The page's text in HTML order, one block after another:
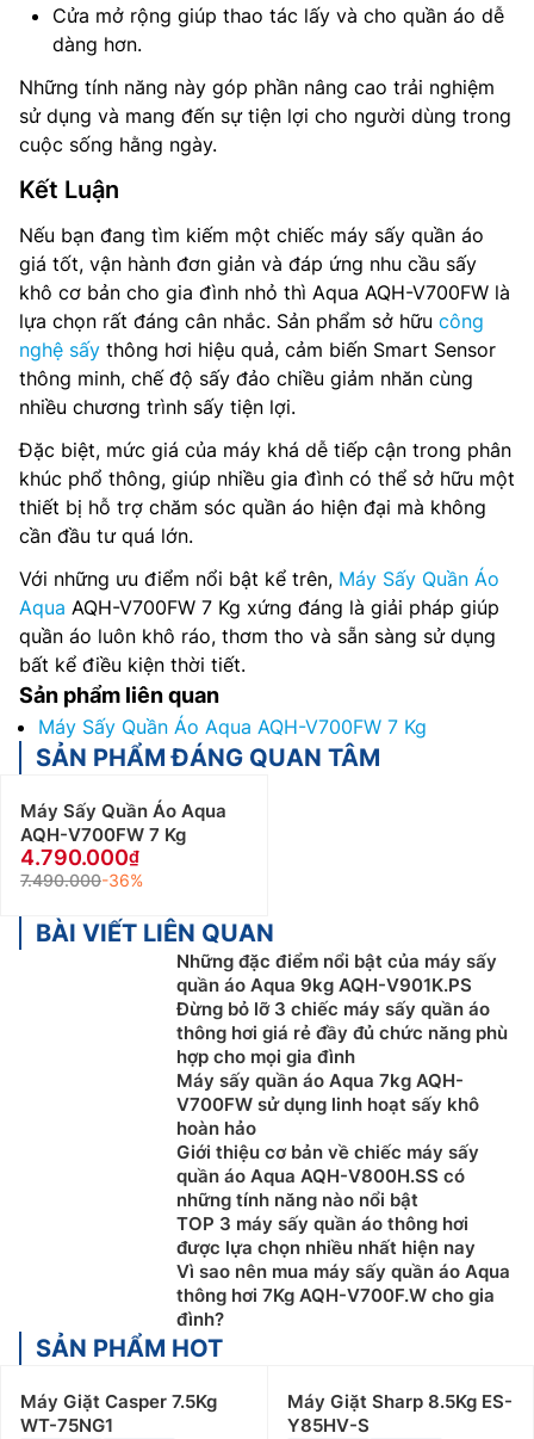
Cửa mở rộng giúp thao tác lấy và cho quần áo dễ
dàng hơn.
Những tính năng này góp phần nâng cao trải nghiệm
sử dụng và mang đến sự tiện lợi cho người dùng trong
cuộc sống hằng ngày.
Kết Luận
Nếu bạn đang tìm kiếm một chiếc máy sấy quần áo
giá tốt, vận hành đơn giản và đáp ứng nhu cầu sấy
khô cơ bản cho gia đình nhỏ thì Aqua AQH-V700FW là
lựa chọn rất đáng cân nhắc. Sản phẩm sở hữu công
nghệ sấy thông hơi hiệu quả, cảm biến Smart Sensor
thông minh, chế độ sấy đảo chiều giảm nhăn cùng
nhiều chương trình sấy tiện lợi.
Đặc biệt, mức giá của máy khá dễ tiếp cận trong phân
khúc phổ thông, giúp nhiều gia đình có thể sở hữu một
thiết bị hỗ trợ chăm sóc quần áo hiện đại mà không
cần đầu tư quá lớn.
Với những ưu điểm nổi bật kể trên, Máy Sấy Quần Áo
Aqua AQH-V700FW 7 Kg xứng đáng là giải pháp giúp
quần áo luôn khô ráo, thơm tho và sẵn sàng sử dụng
bất kể điều kiện thời tiết.
Sản phẩm liên quan
Máy Sấy Quần Áo Aqua AQH-V700FW 7 Kg
SẢN PHẨM ĐÁNG QUAN TÂM
Máy Sấy Quần Áo Aqua
AQH-V700FW 7 Kg
4.790.000
7.490.000-36%
BÀI VIẾT LIÊN QUAN
Những đặc điểm nổi bật của máy sấy
quần áo Aqua 9kg AQH-V901K.PS
Đừng bỏ lỡ 3 chiếc máy sấy quần áo
thông hơi giá rẻ đầy đủ chức năng phù
hợp cho mọi gia đình
Máy sấy quần áo Aqua 7kg AQH-
V700FW sử dụng linh hoạt sấy khô
hoàn hảo
Giới thiệu cơ bản về chiếc máy sấy
quần áo Aqua AQH-V800H.SS có
những tính năng nào nổi bật
TOP 3 máy sấy quần áo thông hơi
được lựa chọn nhiều nhất hiện nay
Vì sao nên mua máy sấy quần áo Aqua
thông hơi 7Kg AQH-V700F.W cho gia
đình?
SẢN PHẨM HOT
Máy Giặt Casper 7.5Kg
WT-75NG1
Máy Giặt Sharp 8.5Kg ES-
Y85HV-S